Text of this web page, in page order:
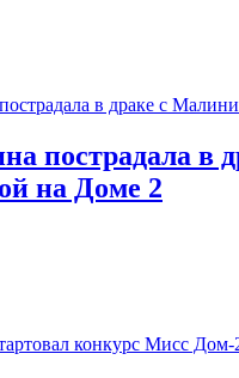
пострадала в
на Доме 2